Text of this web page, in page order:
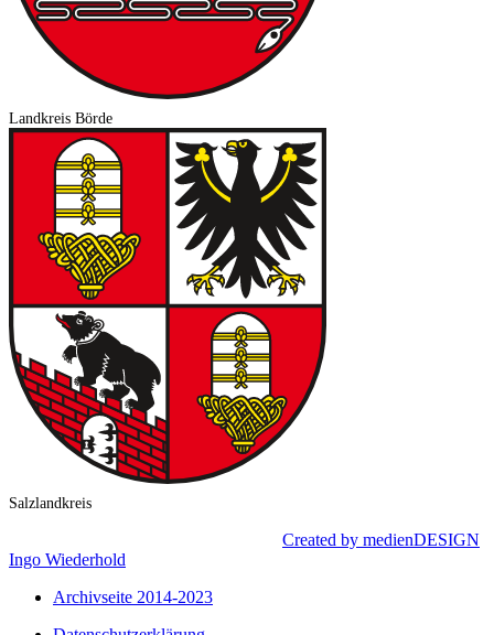
Landkreis Börde
Salzlandkreis
Created by medienDESIGN
Ingo Wiederhold
Archivseite 2014-2023